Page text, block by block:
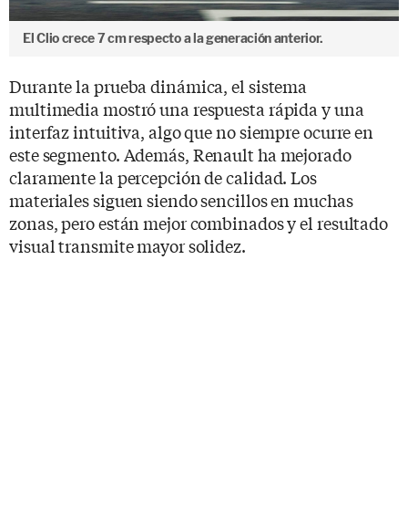
El Clio crece 7 cm respecto a la generación anterior.
Durante la prueba dinámica, el sistema
multimedia mostró una respuesta rápida y una
interfaz intuitiva, algo que no siempre ocurre en
este segmento. Además, Renault ha mejorado
claramente la percepción de calidad. Los
materiales siguen siendo sencillos en muchas
zonas, pero están mejor combinados y el resultado
visual transmite mayor solidez.